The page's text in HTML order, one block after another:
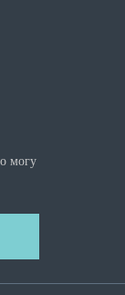
могу